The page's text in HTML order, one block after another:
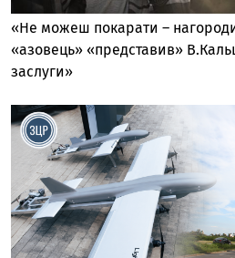
«Не можеш покарати –
«азовець» «представив»
заслуги»